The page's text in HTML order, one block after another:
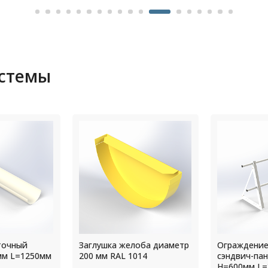
диаметр
Ограждение кровли для
сэндвич-панелей 3 опоры
Крепление